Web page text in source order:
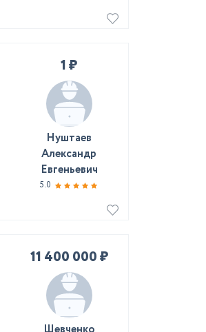
1 ₽
Нуштаев
Александр
Евгеньевич
5.0
11 400 000 ₽